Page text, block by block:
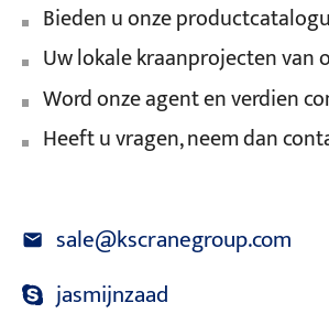
Bieden u onze
Uw lokale kraanprojecten van
Word onze agent en verdien
Heeft u vragen, neem dan
sale@kscranegroup.com
jasmijnzaad